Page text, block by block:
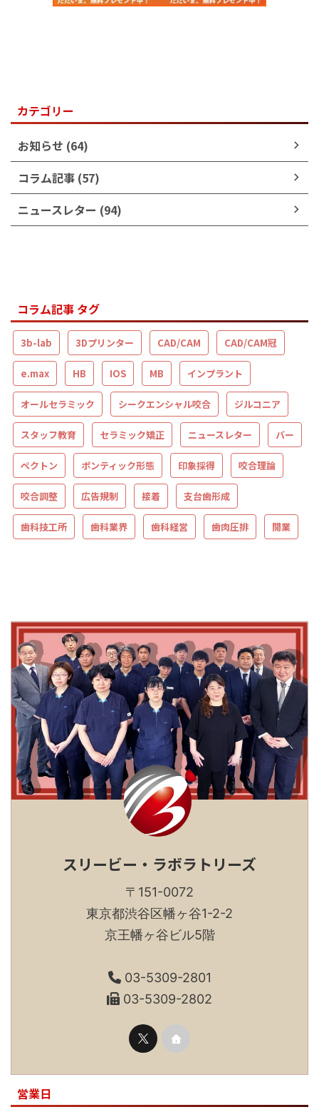
カテゴリー
お知らせ (64)
コラム記事 (57)
ニュースレター (94)
コラム記事 タグ
3b-lab 3Dプリンター CAD/CAM CAD/CAM冠
e.max HB IOS MB インプラント
オールセラミック シークエンシャル咬合 ジルコニア
スタッフ教育 セラミック矯正 ニュースレター バー
ペクトン ポンティック形態 印象採得 咬合理論
咬合調整 広告規制 接着 支台歯形成
歯科技工所 歯科業界 歯科経営 歯肉圧排 開業
スリービー・ラボラトリーズ
〒151-0072
東京都渋谷区幡ヶ谷1-2-2
京王幡ヶ谷ビル5階
03-5309-2801
03-5309-2802
営業日